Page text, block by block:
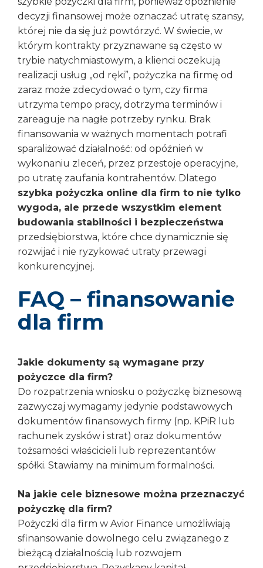
decyzji finansowej może oznaczać utratę szansy,
której nie da się już powtórzyć. W świecie, w
którym kontrakty przyznawane są często w
trybie natychmiastowym, a klienci oczekują
realizacji usług „od ręki”, pożyczka na firmę od
zaraz może zdecydować o tym, czy firma
utrzyma tempo pracy, dotrzyma terminów i
zareaguje na nagłe potrzeby rynku. Brak
finansowania w ważnych momentach potrafi
sparaliżować działalność: od opóźnień w
wykonaniu zleceń, przez przestoje operacyjne,
po utratę zaufania kontrahentów. Dlatego
szybka pożyczka online dla firm to nie tylko
wygoda, ale przede wszystkim element
budowania stabilności i bezpieczeństwa
przedsiębiorstwa, które chce dynamicznie się
rozwijać i nie ryzykować utraty przewagi
konkurencyjnej.
FAQ – finansowanie
dla firm
Jakie dokumenty są wymagane przy
pożyczce dla firm?
Do rozpatrzenia wniosku o pożyczkę biznesową
zazwyczaj wymagamy jedynie podstawowych
dokumentów finansowych firmy (np. KPiR lub
rachunek zysków i strat) oraz dokumentów
tożsamości właścicieli lub reprezentantów
spółki. Stawiamy na minimum formalności.
Na jakie cele biznesowe można przeznaczyć
pożyczkę dla firm?
Pożyczki dla firm w Avior Finance umożliwiają
sfinansowanie dowolnego celu związanego z
bieżącą działalnością lub rozwojem